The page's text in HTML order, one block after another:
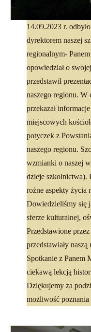
14.09.2023 r.
dyrektorem naszej
regionalnym-
opowiedział o
przedstawił
naszego regionu.
przekazał
miejscowych
potyczek z
naszego regionu.
wzmianki o naszej
dzieje szkolnictwa).
rożne aspekty życia
Dowiedzieliśmy się
sferze kulturalnej,
Przedstawione
przedstawiały
Spotkanie z Panem
ciekawą lekcją
Dziękujemy za
możliwość poznania